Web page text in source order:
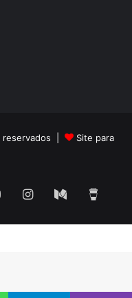
reservados |
Site para